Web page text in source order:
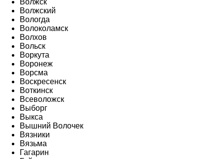
Волжск
Волжский
Вологда
Волоколамск
Волхов
Вольск
Воркута
Воронеж
Ворсма
Воскресенск
Воткинск
Всеволожск
Выборг
Выкса
Вышний Волочек
Вязники
Вязьма
Гагарин